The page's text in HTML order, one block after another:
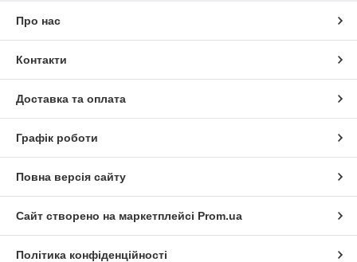
Про нас
Контакти
Доставка та оплата
Графік роботи
Повна версія сайту
Сайт створено на маркетплейсі Prom.ua
Політика конфіденційності